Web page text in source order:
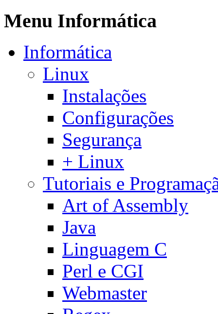
Menu Informática
Informática
Linux
Instalações
Configurações
Segurança
+ Linux
Tutoriais e
Art of Assembly
Java
Linguagem C
Perl e CGI
Webmaster